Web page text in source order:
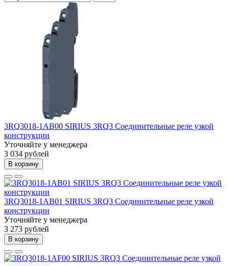
3RQ3018-1AB00 SIRIUS 3RQ3 Соединительные реле узкой
конструкции
Уточняйте у менеджера
3 034 рублей
В корзину
3RQ3018-1AB01 SIRIUS 3RQ3 Соединительные реле узкой
конструкции
Уточняйте у менеджера
3 273 рублей
В корзину